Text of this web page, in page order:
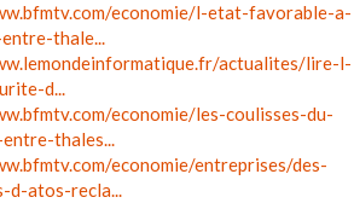
economie/l-etat-favorable-a-
thale...
actualites/lire-l-
d...
economie/les-coulisses-du-
thales...
economie/entreprises/des-
d-atos-recla...